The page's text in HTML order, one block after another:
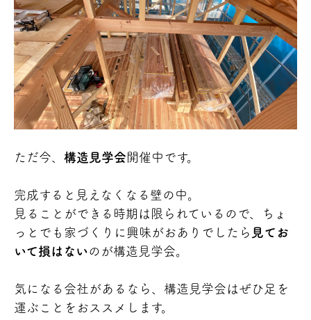
ただ今、 構造見学会開催中です。
完成すると見えなくなる壁の中。
見ることができる時期は限られているので、ちょ
っとでも家づくりに興味がおありでしたら 見てお
いて損はないのが構造見学会。
気になる会社があるなら、構造見学会はぜひ足を
運ぶことをおススメします。